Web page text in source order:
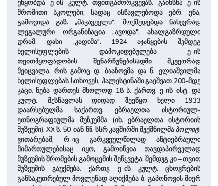
უწყობდა ე-ის კულტ. თვითგამორკვევას. გაიხსნა ე-ის
შრომითი სკოლები, სადაც ისწავლებოდა ებრ. ენა,
გამოვიდა გაზ. „მაკავეელი", მოქმედებდა ნახევრად
ლეგალური ორგანიზაცია „ავოდა", ახალგაზრდული
დრამ. დასი „კადიმა". 1924 აჯანყების შემდეგ
ხელისუფლების დამოკიდებულება ე-ის
თვითმყოფადობის შენარჩუნებისადმი მკვეთრად
შეიცვალა, რის გამოც დ. ბააზოვმა და ნ. ელიაშვილმა
ხელისუფლებას სთხოვეს, პალესტინაში გაეშვათ 200-მდე
კაცი. ნება დართეს მხოლოდ 18-ს. ქართვ. ე-ის ისტ. და
კულტ. შესწავლას დიდად შეეწყო ხელი 1933
დაარსებულმა საქართვ. ებრაელთა ისტორიულ-
ეთნოგრაფიულმა მუზეუმმა (იხ. ებრაელთა ისტორიის
მუზეუმი). XX ს. 50-იან წწ. სსრ კავშირში შექმნილმა პოლიტ.
ვითარებამ, რ-იც გარკვეულწილად ანტიებრაული
მიმართულებისაც იყო, გამოიწვია თავდაპირველად
მუზეუმის შრომების გამოცემის შეწყვეტა, შემდეგ კი – თვით
მუზეუმის გაუქმება. ქართვ. ე-ის კულტ. ცხოვრების
განსაკუთრებულ მოვლენად აღიქმება ბ. გაპონოვის მიერ